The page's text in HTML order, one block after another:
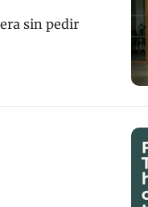
sin pedir